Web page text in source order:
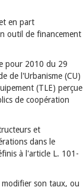
en part
outil de financement
pour 2010 du 29
de l'Urbanisme (CU)
(TLE) perçue
de coopération
et
dans le
à l'article L. 101-
son taux, ou